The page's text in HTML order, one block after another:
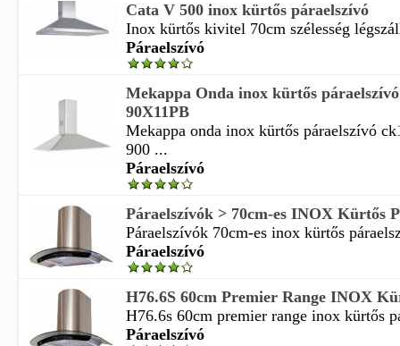
Cata V 500 inox kürtős páraelszívó
Inox kürtős kivitel 70cm szélesség
Páraelszívó
Mekappa Onda inox kürtős
90X11PB
Mekappa onda inox kürtős páraelszívó
900 ...
Páraelszívó
Páraelszívók > 70cm-es INOX Kürtős
Páraelszívók 70cm-es inox kürtős
Páraelszívó
H76.6S 60cm Premier Range INOX
H76.6s 60cm premier range inox kürtős
Páraelszívó